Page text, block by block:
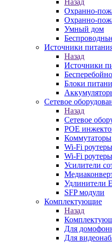
Назад
Охранно-
Охранно-
Умный дом
Источники
Назад
Источники
Блоки
Сетевое
Назад
Сетевое
POE
Коммутаторы
Wi-Fi
Wi-Fi
Усилители
Удлинители
SFP модули
Комплектующие
Назад
Для
Для